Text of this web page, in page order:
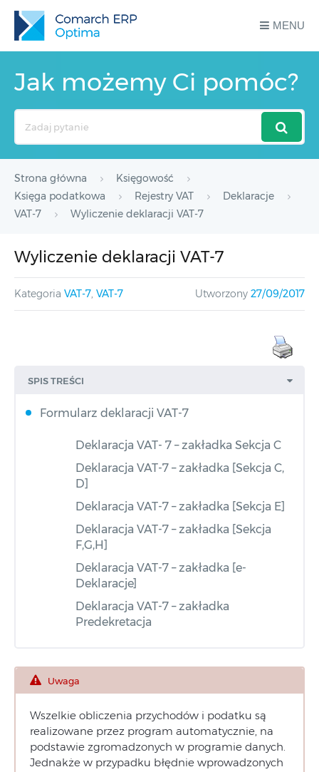
MENU
Jak możemy Ci pomóc?
Strona główna
Księgowość
Księga podatkowa
Rejestry VAT
Deklaracje
VAT-7
Wyliczenie deklaracji VAT-7
Wyliczenie deklaracji VAT-7
Kategoria VAT-7, VAT-7 Utworzony 27/09/2017
SPIS TREŚCI
Formularz deklaracji VAT-7
Deklaracja VAT- 7 – zakładka Sekcja C
Deklaracja VAT-7 – zakładka [Sekcja C,
D]
Deklaracja VAT-7 – zakładka [Sekcja E]
Deklaracja VAT-7 – zakładka [Sekcja
F,G,H]
Deklaracja VAT-7 – zakładka [e-
Deklaracje]
Deklaracja VAT-7 – zakładka
Predekretacja
Uwaga
Wszelkie obliczenia przychodów i podatku są
realizowane przez program automatycznie, na
podstawie zgromadzonych w programie danych.
Jednakże w przypadku błędnie wprowadzonych